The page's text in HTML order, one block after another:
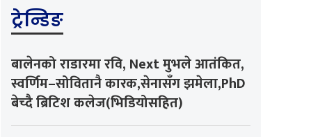
ट्रेन्डिङ
बालेनको राडारमा रवि, Next मुभले आतंकित,
स्वर्णिम–सोवितानै कारक,सेनासँग झमेला,PhD
बेच्दै ब्रिटिश कलेज(भिडियोसहित)